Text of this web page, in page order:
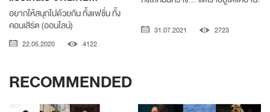
อยากให้สนุกไปด้วยกัน ทั้งแฟชั่น ทั้ง
คอนเสิร์ต (ออนไลน์)
22.05.2020 4122
31.07.2021 2723
RECOMMENDED